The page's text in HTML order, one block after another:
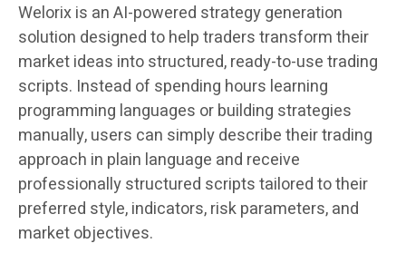
Welorix is an AI-powered strategy generation
solution designed to help traders transform their
market ideas into structured, ready-to-use trading
scripts. Instead of spending hours learning
programming languages or building strategies
manually, users can simply describe their trading
approach in plain language and receive
professionally structured scripts tailored to their
preferred style, indicators, risk parameters, and
market objectives.